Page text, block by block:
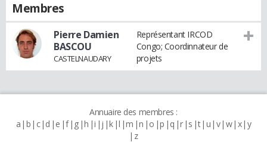
Membres
Pierre Damien
BASCOU
CASTELNAUDARY
Représentant IRCOD
Congo; Coordinnateur de
projets
Annuaire des membres :
a b c d e f g h i j k l m n o p q r s t u v w x y
z